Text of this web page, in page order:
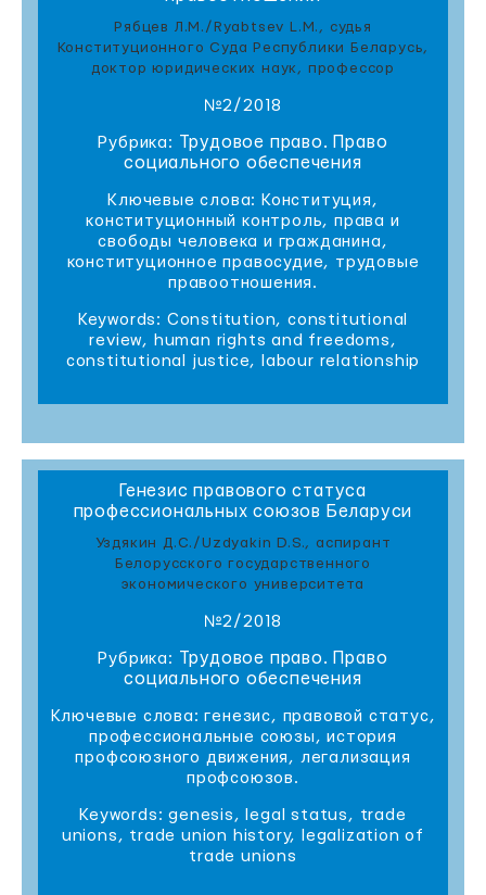
Рябцев Л.М./Ryabtsev L.M., судья
Конституционного Суда Республики Беларусь,
доктор юридических наук, профессор
№2/2018
Рубрика: Трудовое право. Право
социального обеспечения
Ключевые слова: Конституция,
конституционный контроль, права и
свободы человека и гражданина,
конституционное правосудие, трудовые
правоотношения.
Keywords: Constitution, constitutional
review, human rights and freedoms,
constitutional justice, labour relationship
Генезис правового статуса
профессиональных союзов Беларуси
Уздякин Д.С./Uzdyakin D.S., аспирант
Белорусского государственного
экономического университета
№2/2018
Рубрика: Трудовое право. Право
социального обеспечения
Ключевые слова: генезис, правовой статус,
профессиональные союзы, история
профсоюзного движения, легализация
профсоюзов.
Keywords: genesis, legal status, trade
unions, trade union history, legalization of
trade unions